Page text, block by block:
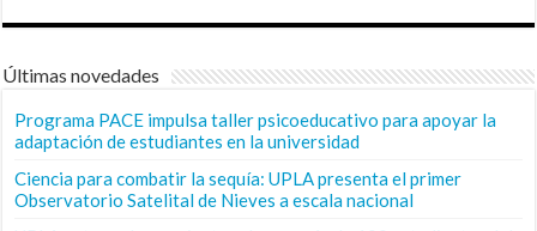
Últimas novedades
Programa PACE impulsa taller psicoeducativo para apoyar la
adaptación de estudiantes en la universidad
Ciencia para combatir la sequía: UPLA presenta el primer
Observatorio Satelital de Nieves a escala nacional